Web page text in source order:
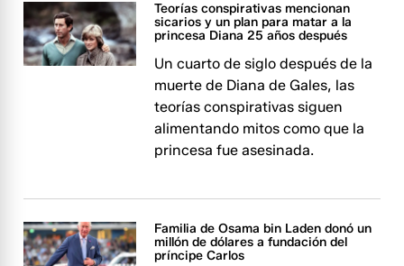
Teorías conspirativas mencionan
sicarios y un plan para matar a la
princesa Diana 25 años después
Un cuarto de siglo después de la
muerte de Diana de Gales, las
teorías conspirativas siguen
alimentando mitos como que la
princesa fue asesinada.
Familia de Osama bin Laden donó un
millón de dólares a fundación del
príncipe Carlos